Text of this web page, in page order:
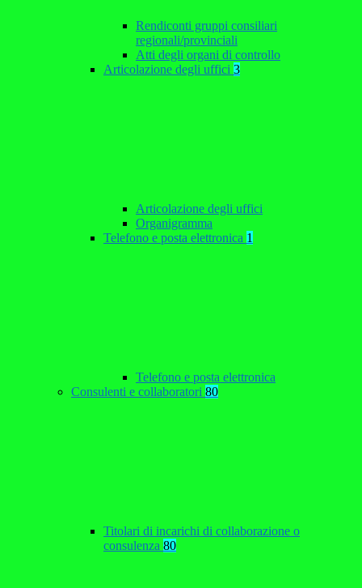
Rendiconti gruppi consiliari
regionali/provinciali
Atti degli organi di controllo
Articolazione degli uffici 3
Articolazione degli uffici
Organigramma
Telefono e posta elettronica 1
Telefono e posta elettronica
Consulenti e collaboratori 80
Titolari di incarichi di collaborazione o
consulenza 80